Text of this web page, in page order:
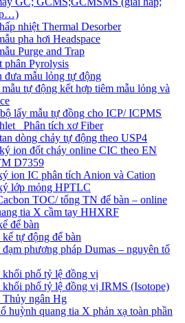
nhiệt Thermal Desorber
pha hơi Headspace
Purge and Trap
phân Pyrolysis
đưa mẫu lỏng tự động
tự động kết hợp tiêm mẫu lỏng và
lấy mẫu tự đồng cho ICP/ ICPMS
Phân tích xơ Fiber
dòng chảy tự động theo USP4
ion đốt cháy online CIC theo EN
D7359
ion IC phân tích Anion và Cation
lớp mỏng HPTLC
TOC/ tổng TN để bàn – online
tia X cầm tay HHXRF
để bàn
tự động để bàn
phương pháp Dumas – nguyên tố
phổ tỷ lệ đồng vị
phổ tỷ lệ đồng vị IRMS (Isotope)
ngân Hg
huỳnh quang tia X phản xạ toàn phần